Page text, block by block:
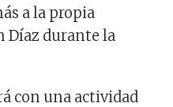
a la propia
Díaz durante la
con una actividad